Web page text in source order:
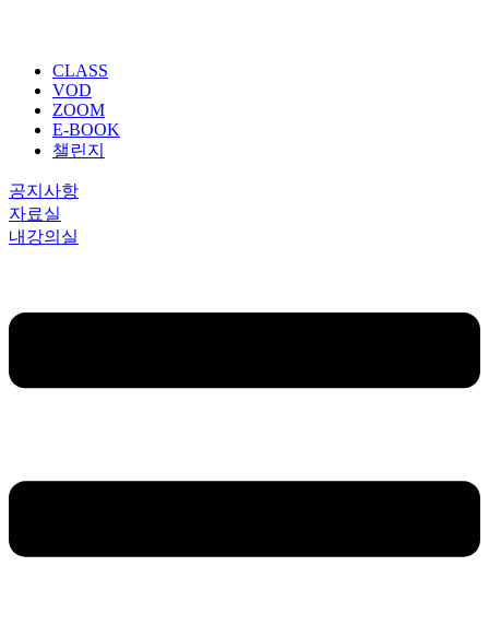
CLASS
VOD
ZOOM
E-BOOK
챌린지
공지사항
자료실
내강의실